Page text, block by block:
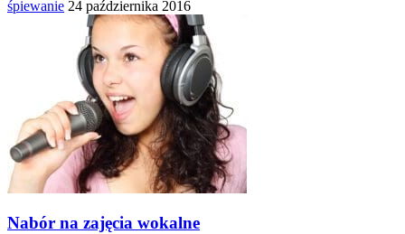
śpiewanie 24 października 2016
Nabór na zajęcia wokalne